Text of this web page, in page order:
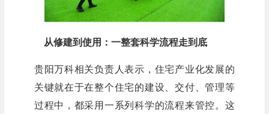
从修建到使用： 一整套科学流程走到底
贵阳万科相关负责人表示，住宅产业化发展的
关键就在于在整个住宅的建设、交付、管理等
过程中，都采用一系列科学的流程来管控。这